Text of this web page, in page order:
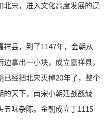
北宋，进入文化高度发展的辽
县，到了1147年，金朝从
拿出一小块，成立嘉祥县，
已经把北宋灭掉20年了，整个
的天下，南宋小朝廷战战兢
五味杂陈。金朝成立于1115